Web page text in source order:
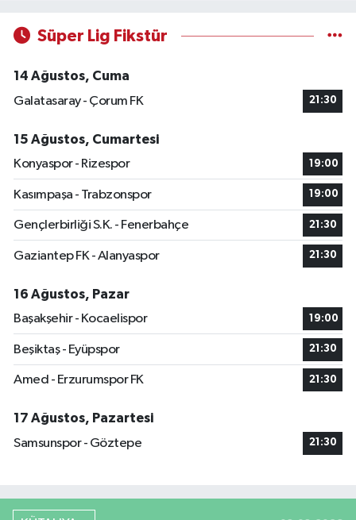
Süper Lig Fikstür
14 Ağustos, Cuma
Galatasaray - Çorum FK
21:30
15 Ağustos, Cumartesi
Konyaspor - Rizespor
19:00
Kasımpaşa - Trabzonspor 19:00
Gençlerbirliği S.K. - Fenerbahçe 21:30
Gaziantep FK - Alanyaspor 21:30
16 Ağustos, Pazar
Başakşehir - Kocaelispor
19:00
Beşiktaş - Eyüpspor 21:30
Amed - Erzurumspor FK 21:30
17 Ağustos, Pazartesi
Samsunspor - Göztepe
21:30